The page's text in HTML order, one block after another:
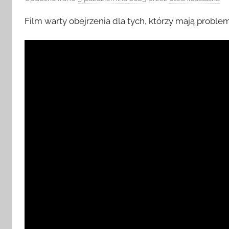
3 października 2025 olesnicaslaska
Film warty obejrzenia dla tych, którzy mają